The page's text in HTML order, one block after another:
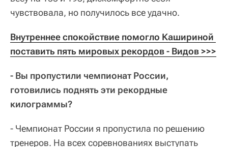
чувствовала, но получилось все удачно.
Внутреннее спокойствие помогло Кашириной
поставить пять мировых рекордов - Видов >>>
- Вы пропустили чемпионат России,
готовились поднять эти рекордные
килограммы?
- Чемпионат России я пропустила по решению
тренеров. На всех соревнованиях выступать